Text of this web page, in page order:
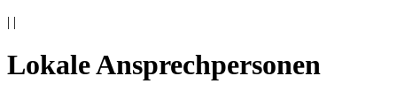
| |
Lokale Ansprechpersonen